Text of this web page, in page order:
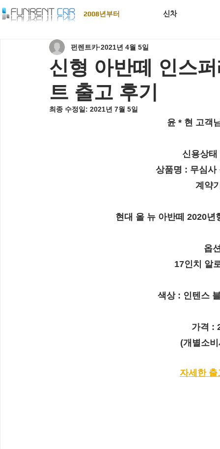
2008년부터 신차
신형 아반떼 인스
트 출고 후기
펀렌트카 2021년 4월 5일
최종 수정일: 2021년 7월 5일
윤 * 현 고객
신용상
상품명 : 무심사
계약
현대 올 뉴 아반떼 2020
옵
17인치 알
색상 : 인텐스
가격 :
(개별소
자세한 출